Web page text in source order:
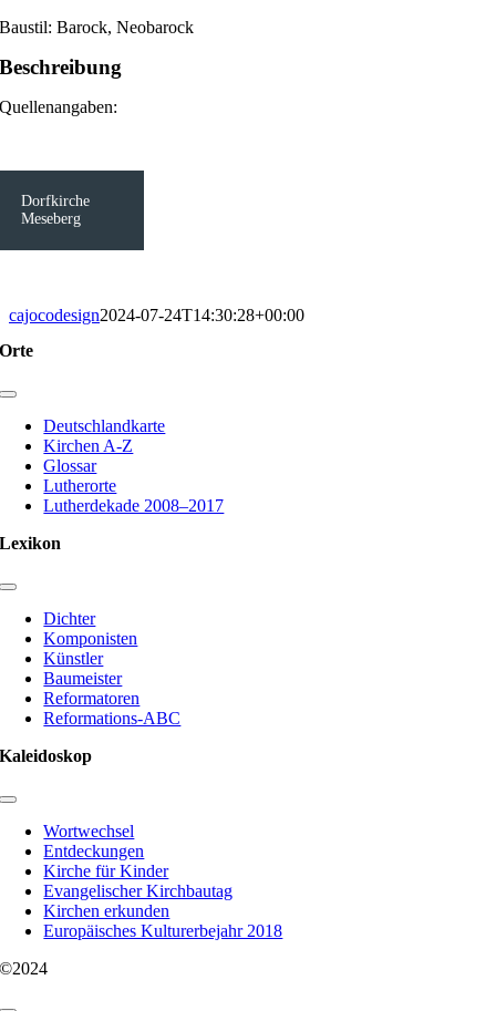
Baustil: Barock, Neobarock
Beschreibung
Quellenangaben:
Dorfkirche
Meseberg
cajocodesign2024-07-24T14:30:28+00:00
Orte
Toggle
NavigationDeutschlandkarte
Kirchen A-Z
Glossar
Lutherorte
Lutherdekade 2008–2017
Lexikon
Toggle
Navigation
Dichter
Komponisten
Künstler
Baumeister
Reformatoren
Reformations-ABC
Kaleidoskop
Toggle
NavigationWortwechsel
Entdeckungen
Kirche für Kinder
Evangelischer Kirchbautag
Kirchen erkunden
Europäisches Kulturerbejahr 2018
©2024